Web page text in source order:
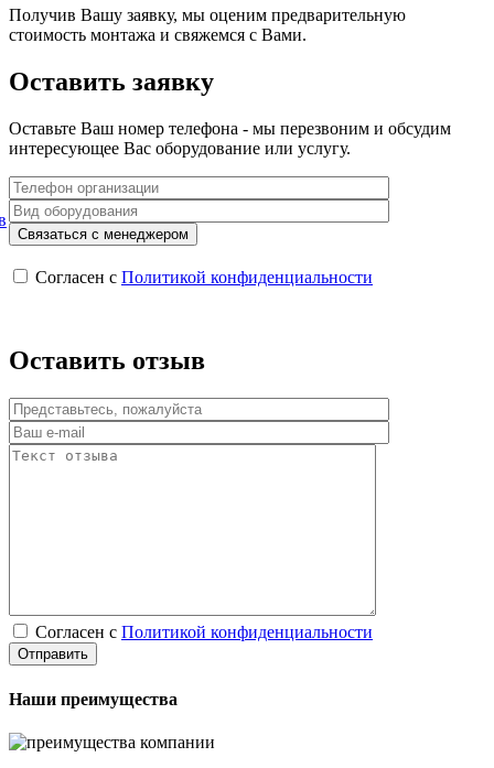
Получив Вашу заявку, мы оценим предварительную
стоимость монтажа и свяжемся с Вами.
Оставить заявку
Оставьте Ваш номер телефона - мы перезвоним и обсудим
интересующее Вас оборудование или услугу.
Согласен с Политикой конфиденциальности
Оставить отзыв
Согласен с Политикой конфиденциальности
Наши преимущества